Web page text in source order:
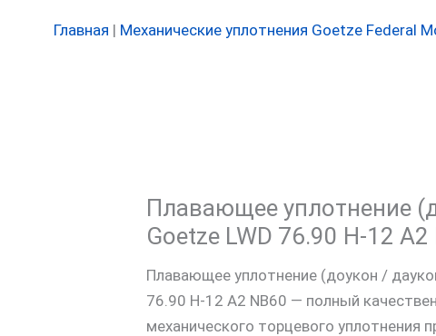
Главная | Механические уплотнения Goetze Federal
Плавающее уплотнение
Goetze LWD 76.90 H-12 A2
Плавающее уплотнение (доукон /
76.90 H-12 A2 NB60 — полный
механического торцевого уплотнения
NB60